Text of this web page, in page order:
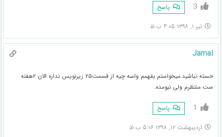
3 پاسخ
تیر ۱, ۱۳۹۸ ۴:۰۵ ب.ظ
Jamal
خسته نباشید.میخواستم بفهمم واسه چیه از قسمت۲۵ زیرنویس نداره الان ۲هفته
ست منتظرم ولی نیومده.
1 پاسخ
اردیبهشت ۱۲, ۱۳۹۸ ۵:۰۶ ب.ظ